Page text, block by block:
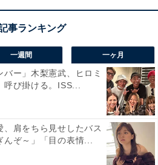
一週間 一ヶ月
バー」木梨憲武、ヒロミ
呼び掛ける。ISS...
、肩をちら見せしたバス
んぞ～」「目の表情...